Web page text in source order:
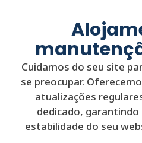
Cuidamos do seu site
se preocupar.
atualizações
dedicado, garantindo
estabilidade do seu